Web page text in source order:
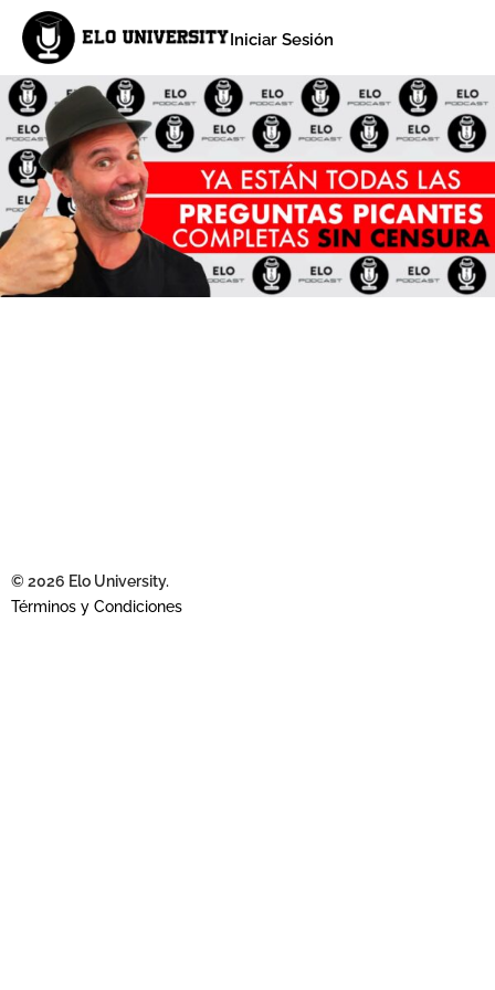
Iniciar Sesión
© 2026 Elo University.
Términos y Condiciones